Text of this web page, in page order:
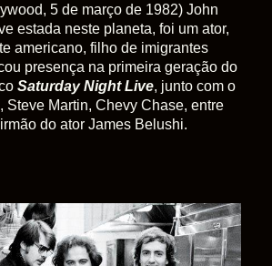
5 de março de 1982) John
estada neste planeta, foi um ator,
americano, filho de imigrantes
presença na primeira geração do
Saturday Night Live, junto com o
Steve Martin, Chevy Chase, entre
do ator James Belushi.